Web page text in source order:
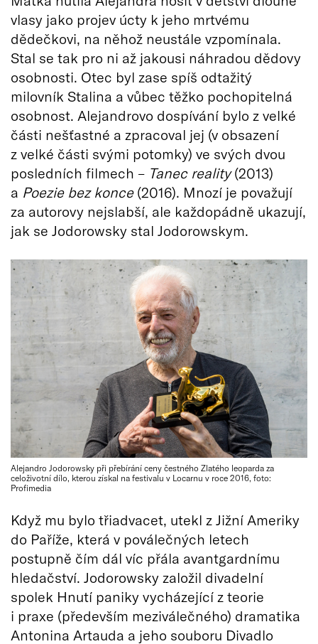
vlasy jako projev úcty k jeho mrtvému
dědečkovi, na něhož neustále vzpomínala.
Stal se tak pro ni až jakousi náhradou dědovy
osobnosti. Otec byl zase spíš odtažitý
milovník Stalina a vůbec těžko pochopitelná
osobnost. Alejandrovo dospívání bylo z velké
části nešťastné a zpracoval jej (v obsazení
z velké části svými potomky) ve svých dvou
posledních filmech – Tanec reality(2013)
a Poezie bez konce(2016). Mnozí je považují
za autorovy nejslabší, ale každopádně ukazují,
jak se Jodorowsky stal Jodorowskym.
Alejandro Jodorowsky při přebírání ceny čestného Zlatého leoparda za
celoživotní dílo, kterou získal na festivalu v Locarnu v roce 2016, foto:
Profimedia
Když mu bylo třiadvacet, utekl z Jižní Ameriky
do Paříže, která v poválečných letech
postupně čím dál víc přála avantgardnímu
hledačství. Jodorowsky založil divadelní
spolek Hnutí paniky vycházející z teorie
i praxe (především meziválečného) dramatika
Antonina Artauda a jeho souboru Divadlo